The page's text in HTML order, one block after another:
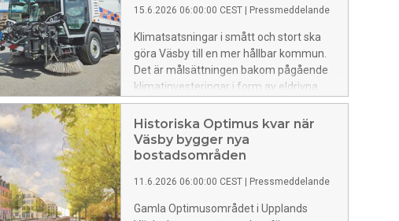
15.6.2026 06:00:00 CEST Pressmeddelande
Klimatsatsningar i smått och stort ska
göra Väsby till en mer hållbar kommun.
Det är målsättningen bakom pågående
klimatinvesteringar i form av eldrivna
maskiner i kommunens olika
verksamheter.
Historiska Optimus kvar när
Väsby bygger nya
bostadsområden
11.6.2026 06:00:00 CEST Pressmeddelande
Gamla Optimusområdet i Upplands